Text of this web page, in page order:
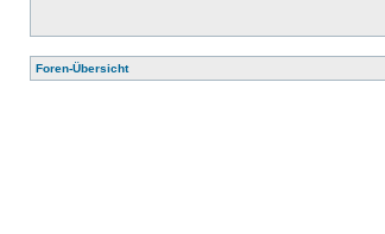
Foren-Übersicht